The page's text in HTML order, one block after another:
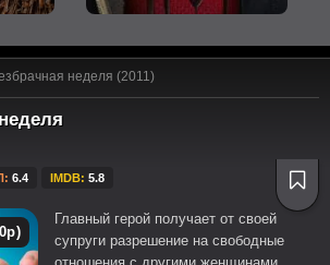
неделя (2011)
6.4 IMDB: 5.8
Главный герой получает от своей
супруги разрешение на свободные